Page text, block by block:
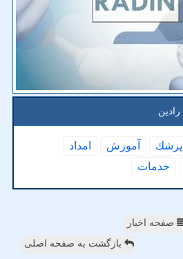
پزشك آموزش
امداد
خدمات
صفحه اخبار
بازگشت به صفحه اصلی